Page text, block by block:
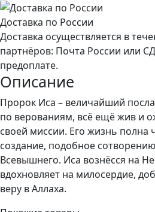
Доставка по России
Доставка осуществляется в
партнёров: Почта России или
предоплате.
Описание
Пророк Иса – величайший
по верованиям, всё ещё жив и
своей миссии. Его жизнь полна
создание, подобное
Всевышнего. Иса вознёсся на
вдохновляет на милосердие,
веру в Аллаха.